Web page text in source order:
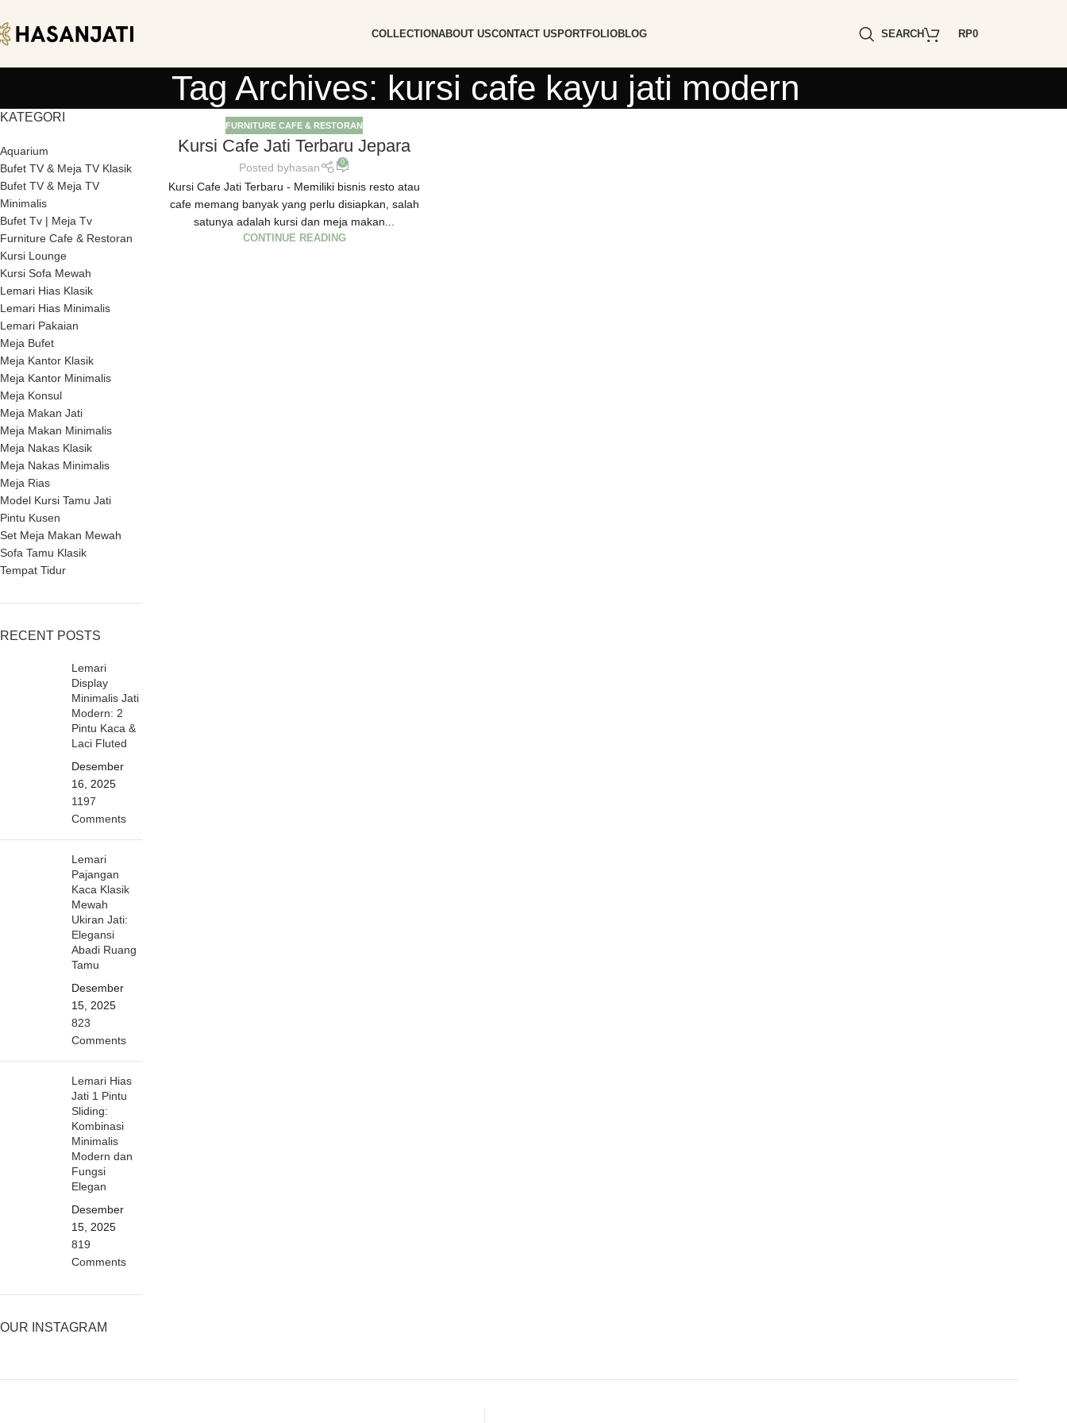
COLLECTIONABOUT USCONTACT US PORTFOLIOBLOG SEARCH RP0
Tag Archives: kursi cafe kayu jati modern
KATEGORI
Aquarium
Bufet TV & Meja TV Klasik
Bufet TV & Meja TV
Minimalis
Bufet Tv | Meja Tv
Furniture Cafe & Restoran
Kursi Lounge
Kursi Sofa Mewah
Lemari Hias Klasik
Lemari Hias Minimalis
Lemari Pakaian
Meja Bufet
Meja Kantor Klasik
Meja Kantor Minimalis
Meja Konsul
Meja Makan Jati
Meja Makan Minimalis
Meja Nakas Klasik
Meja Nakas Minimalis
Meja Rias
Model Kursi Tamu Jati
Pintu Kusen
Set Meja Makan Mewah
Sofa Tamu Klasik
Tempat Tidur
RECENT POSTS
Lemari
Display
Minimalis Jati
Modern: 2
Pintu Kaca &
Laci Fluted
Desember
16, 2025
1197
Comments
Lemari
Pajangan
Kaca Klasik
Mewah
Ukiran Jati:
Elegansi
Abadi Ruang
Tamu
Desember
15, 2025
823
Comments
Lemari Hias
Jati 1 Pintu
Sliding:
Kombinasi
Minimalis
Modern dan
Fungsi
Elegan
Desember
15, 2025
819
Comments
OUR INSTAGRAM
FURNITURE CAFE & RESTORAN
Kursi Cafe Jati Terbaru Jepara
Posted byhasan 0
Kursi Cafe Jati Terbaru - Memiliki bisnis resto atau
cafe memang banyak yang perlu disiapkan, salah
satunya adalah kursi dan meja makan...
CONTINUE READING